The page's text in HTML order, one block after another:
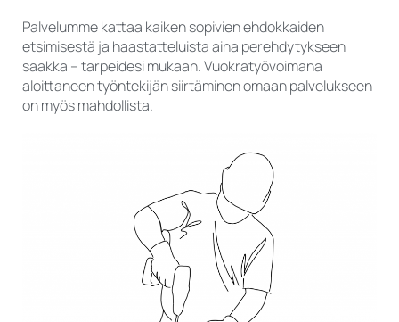
Palvelumme kattaa kaiken sopivien ehdokkaiden
etsimisestä ja haastatteluista aina perehdytykseen
saakka – tarpeidesi mukaan. Vuokratyövoimana
aloittaneen työntekijän siirtäminen omaan palvelukseen
on myös mahdollista.